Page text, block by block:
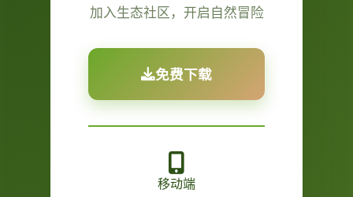
加入生态社区，开启自然冒险
免费下载
移动端